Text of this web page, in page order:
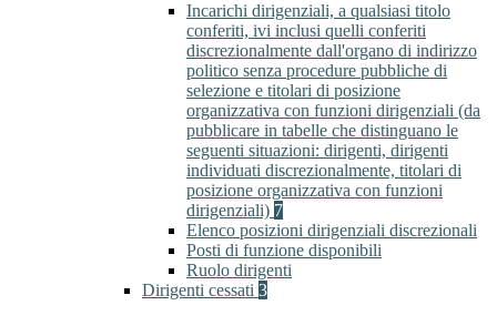
Incarichi dirigenziali, a qualsiasi titolo
conferiti, ivi inclusi quelli conferiti
discrezionalmente dall'organo di indirizzo
politico senza procedure pubbliche di
selezione e titolari di posizione
organizzativa con funzioni dirigenziali (da
pubblicare in tabelle che distinguano le
seguenti situazioni: dirigenti, dirigenti
individuati discrezionalmente, titolari di
posizione organizzativa con funzioni
dirigenziali) 7
Elenco posizioni dirigenziali discrezionali
Posti di funzione disponibili
Ruolo dirigenti
Dirigenti cessati 3